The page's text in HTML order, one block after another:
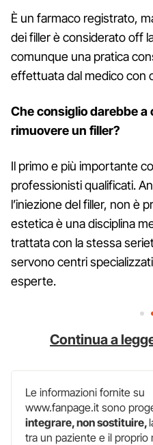
È un farmaco registrato,
dei filler è considerato off
comunque una pratica
effettuata dal medico con
Che consiglio darebbe a
rimuovere un filler?
Il primo e più importante
professionisti qualificati.
l’iniezione del filler, non è
estetica è una disciplina
trattata con la stessa
servono centri
esperte.
Continua a
Le informazioni fornite su
www.fanpage.it sono
integrare, non sostituire,
tra un paziente e il proprio